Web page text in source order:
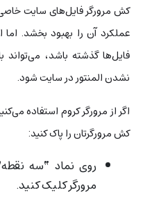
کش مرورگر فایل‌های سایت
عملکرد آن را بهبود بخشد. اما
فایل‌ها گذشته باشد،
نشدن المنتور در سایت شود.
اگر از مرورگر کروم استفاده
کش مرورگرتان را پاک کنید:
روی نماد “سه
مرورگر کلیک کنید.